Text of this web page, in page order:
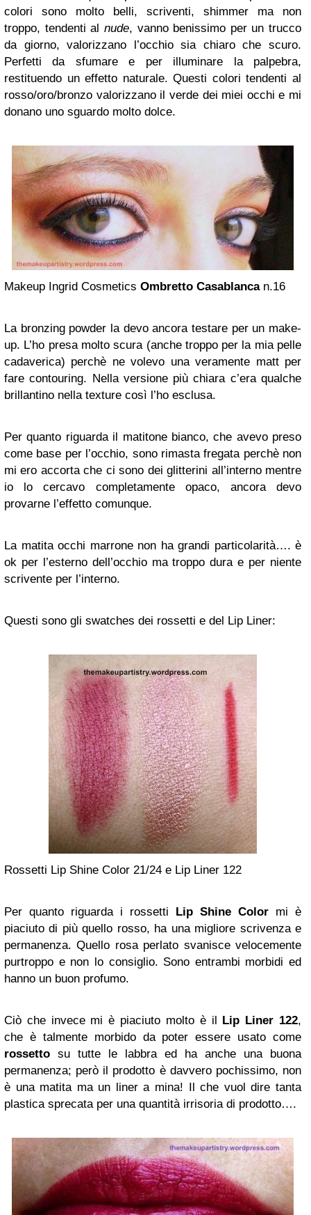
colori sono molto belli, scriventi, shimmer ma non
troppo, tendenti al nude, vanno benissimo per un trucco
da giorno, valorizzano l’occhio sia chiaro che scuro.
Perfetti da sfumare e per illuminare la palpebra,
restituendo un effetto naturale. Questi colori tendenti al
rosso/oro/bronzo valorizzano il verde dei miei occhi e mi
donano uno sguardo molto dolce.
Makeup Ingrid Cosmetics Ombretto Casablancan.16
La bronzing powder la devo ancora testare per un make-
up. L’ho presa molto scura (anche troppo per la mia pelle
cadaverica) perchè ne volevo una veramente matt per
fare contouring. Nella versione più chiara c’era qualche
brillantino nella texture così l’ho esclusa.
Per quanto riguarda il matitone bianco, che avevo preso
come base per l’occhio, sono rimasta fregata perchè non
mi ero accorta che ci sono dei glitterini all’interno mentre
io lo cercavo completamente opaco, ancora devo
provarne l’effetto comunque.
La matita occhi marrone non ha grandi particolarità…. è
ok per l’esterno dell’occhio ma troppo dura e per niente
scrivente per l’interno.
Questi sono gli swatches dei rossetti e del Lip Liner:
Rossetti Lip Shine Color 21/24 e Lip Liner 122
Per quanto riguarda i rossetti Lip Shine Color mi è
piaciuto di più quello rosso, ha una migliore scrivenza e
permanenza. Quello rosa perlato svanisce velocemente
purtroppo e non lo consiglio. Sono entrambi morbidi ed
hanno un buon profumo.
Ciò che invece mi è piaciuto molto è il Lip Liner 122,
che è talmente morbido da poter essere usato come
rossetto su tutte le labbra ed ha anche una buona
permanenza; però il prodotto è davvero pochissimo, non
è una matita ma un liner a mina! Il che vuol dire tanta
plastica sprecata per una quantità irrisoria di prodotto….